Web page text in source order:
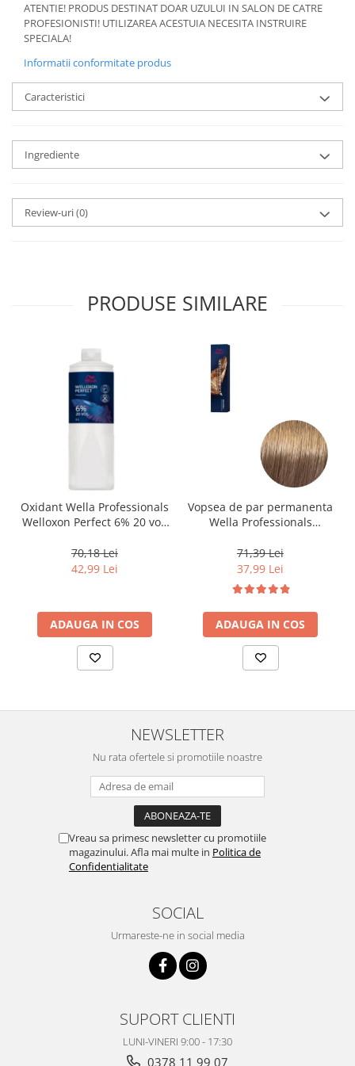
ATENTIE! PRODUS DESTINAT DOAR UZULUI IN SALON DE CATRE
PROFESIONISTI! UTILIZAREA ACESTUIA NECESITA INSTRUIRE
SPECIALA!
Informatii conformitate produs
Caracteristici
Ingrediente
Review-uri(0)
PRODUSE SIMILARE
Oxidant Wella Professionals
Welloxon Perfect 6% 20 vol,
70,18 Lei
42,99 Lei
ADAUGA IN COS
Vopsea de par permanenta
Wella Professionals
Blond Deschis Natural, 60
ml
71,39 Lei
37,99 Lei
ADAUGA IN COS
NEWSLETTER
Nu rata ofertele si promotiile noastre
Vreau sa primesc newsletter cu promotiile
magazinului. Afla mai multe in Politica de
Confidentialitate
SOCIAL
Urmareste-ne in social media
SUPORT CLIENTI
LUNI-VINERI 9:00 - 17:30
0378 11 99 07